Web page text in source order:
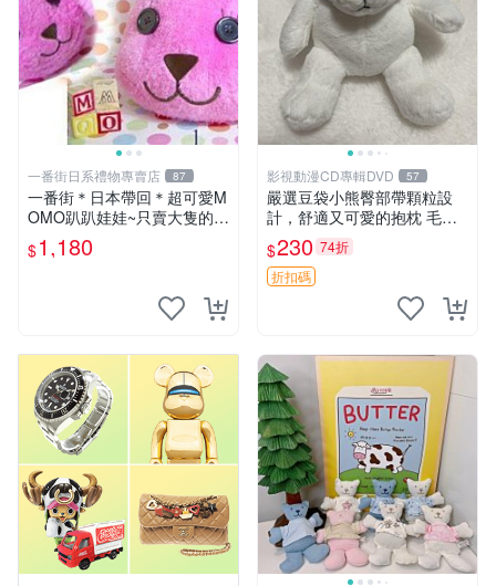
一番街日系禮物專賣店 87
一番街＊日本帶回＊超可愛M
OMO趴趴娃娃~只賣大隻的1
號~單隻價～生日禮物
$1,180
影視動漫CD專輯DVD 57
嚴選豆袋小熊臀部帶顆粒設
計，舒適又可愛的抱枕 毛絨
抱枕、臀部按摩、坐墊
$230 74折
折扣碼